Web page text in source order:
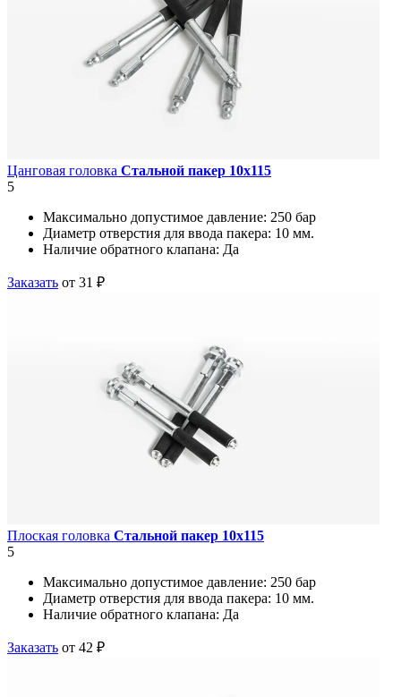
Цанговая головка Стальной пакер 10х115
5
Максимально допустимое давление: 250 бар
Диаметр отверстия для ввода пакера: 10 мм.
Наличие обратного клапана: Да
Заказать от 31 ₽
Плоская головка Стальной пакер 10х115
5
Максимально допустимое давление: 250 бар
Диаметр отверстия для ввода пакера: 10 мм.
Наличие обратного клапана: Да
Заказать от 42 ₽